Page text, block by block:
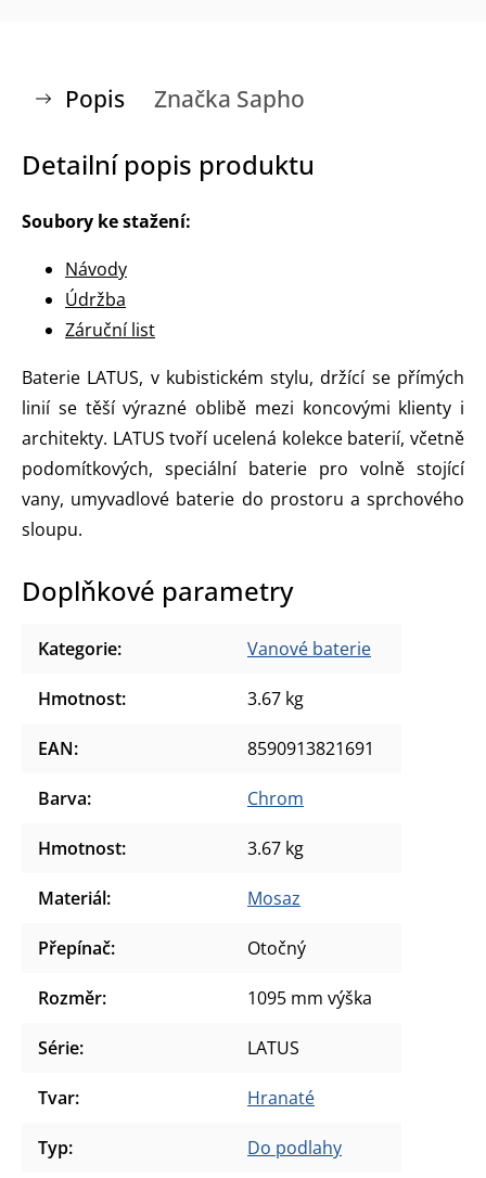
Popis Značka Sapho
Detailní popis produktu
Soubory ke stažení:
Návody
Údržba
Záruční list
Baterie LATUS, v kubistickém stylu, držící se přímých
linií se těší výrazné oblibě mezi koncovými klienty i
architekty. LATUS tvoří ucelená kolekce baterií, včetně
podomítkových, speciální baterie pro volně stojící
vany, umyvadlové baterie do prostoru a sprchového
sloupu.
Doplňkové parametry
Kategorie: Vanové baterie
Hmotnost: 3.67 kg
EAN: 8590913821691
Barva: Chrom
Hmotnost: 3.67 kg
Materiál: Mosaz
Přepínač: Otočný
Rozměr: 1095 mm výška
Série: LATUS
Tvar: Hranaté
Typ: Do podlahy